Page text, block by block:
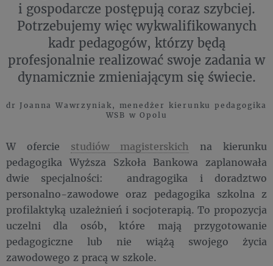
i gospodarcze postępują coraz szybciej.
Potrzebujemy więc wykwalifikowanych
kadr pedagogów, którzy będą
profesjonalnie realizować swoje zadania w
dynamicznie zmieniającym się świecie.
dr Joanna Wawrzyniak, menedżer kierunku pedagogika
WSB w Opolu
W ofercie studiów magisterskich
na kierunku
pedagogika Wyższa Szkoła Bankowa zaplanowała
dwie specjalności: andragogika i doradztwo
personalno-zawodowe oraz pedagogika szkolna z
profilaktyką uzależnień i socjoterapią. To propozycja
uczelni dla osób, które mają przygotowanie
pedagogiczne lub nie wiążą swojego życia
zawodowego z pracą w szkole.